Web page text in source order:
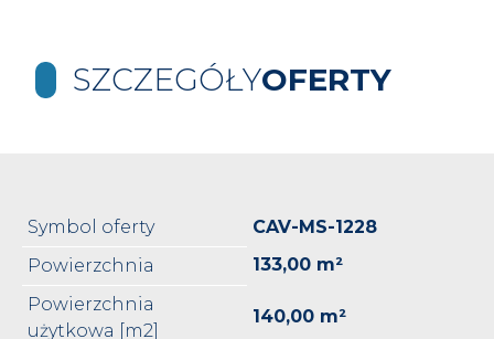
SZCZEGÓŁYOFERTY
Symbol oferty
CAV-MS-1228
Powierzchnia
133,00 m²
Powierzchnia
użytkowa [m2]
140,00 m²